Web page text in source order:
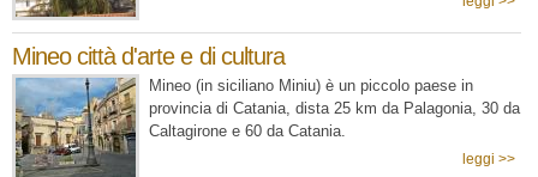
Mineo città d'arte e di cultura
Mineo (in siciliano Miniu) è un piccolo paese in
provincia di Catania, dista 25 km da Palagonia, 30 da
Caltagirone e 60 da Catania.
leggi >>